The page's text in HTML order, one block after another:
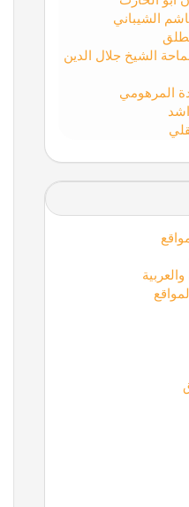
الشيباني
الشيخ جلال الدين
المرهومي